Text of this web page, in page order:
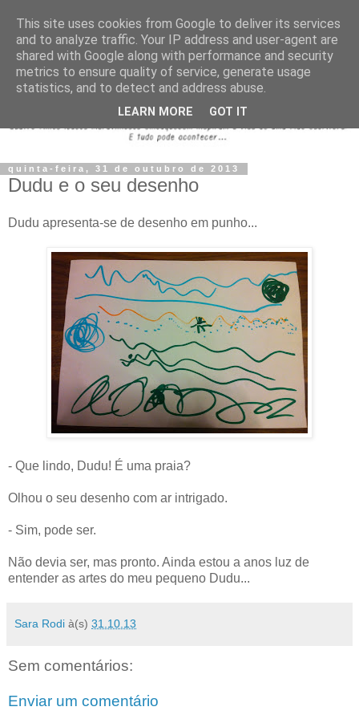
quinta-feira, 31 de outubro de 2013
Dudu e o seu desenho
Dudu apresenta-se de desenho em punho...
- Que lindo, Dudu! É uma praia?
Olhou o seu desenho com ar intrigado.
- Sim, pode ser.
Não devia ser, mas pronto. Ainda estou a anos luz de
entender as artes do meu pequeno Dudu...
Sara Rodi à(s) 31.10.13
Sem comentários:
Enviar um comentário
This site uses cookies from Google to deliver its services
and to analyze traffic. Your IP address and user-agent are
shared with Google along with performance and security
metrics to ensure quality of service, generate usage
statistics, and to detect and address abuse.
LEARN MORE GOT IT